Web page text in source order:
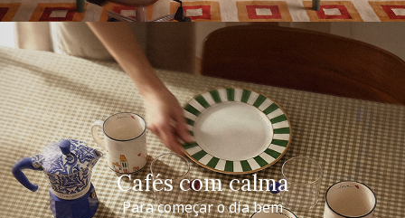
Cafés com calma
Para começar o dia bem